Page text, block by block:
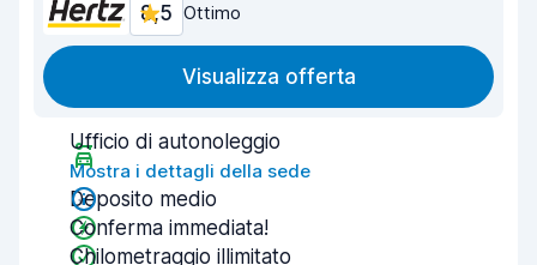
8,5 Ottimo
Visualizza offerta
Ufficio di autonoleggio
Mostra i dettagli della sede
Deposito medio
Conferma immediata!
Chilometraggio illimitato